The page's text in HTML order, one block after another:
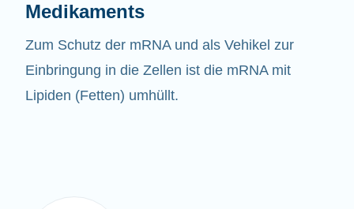
Medikaments
Zum Schutz der mRNA und als Vehikel zur
Einbringung in die Zellen ist die mRNA mit
Lipiden (Fetten) umhüllt.